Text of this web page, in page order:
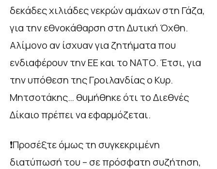
δεκάδες χιλιάδες νεκρών αμάχων στη Γάζα,
για την εθνοκάθαρση στη Δυτική Όχθη.
Αλίμονο αν ίσχυαν για ζητήματα που
ενδιαφέρουν την ΕΕ και το ΝΑΤΟ. Έτσι, για
την υπόθεση της Γροιλανδίας ο Κυρ.
Μητσοτάκης… θυμήθηκε ότι το Διεθνές
Δίκαιο πρέπει να εφαρμόζεται.
❗Προσέξτε όμως τη συγκεκριμένη
διατύπωσή του – σε πρόσφατη συζήτηση,